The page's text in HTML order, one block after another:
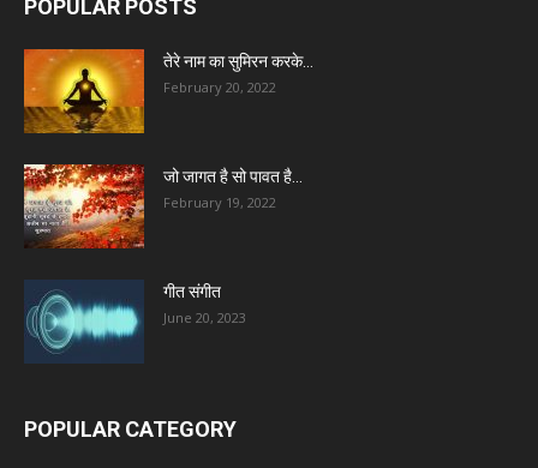
POPULAR POSTS
तेरे नाम का सुमिरन करके…
February 20, 2022
जो जागत है सो पावत है…
February 19, 2022
गीत संगीत
June 20, 2023
POPULAR CATEGORY